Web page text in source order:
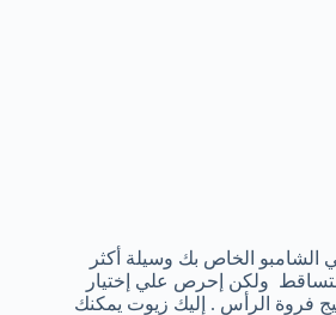
الشامبو الخاص بك وسيلة أكثر
ولكن إحرص علي إختيار
فروة الرأس . إليك زيوت يمكنك